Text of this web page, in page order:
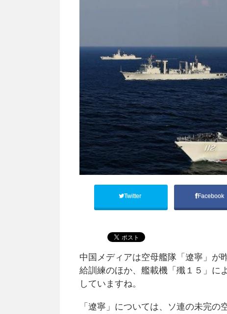
Twitter Facebook
中国メディアは空母艦隊「遼寧」が
給訓練のほか、艦載機「殲１５」に
していますね。
「遼寧」については、ソ連の未完